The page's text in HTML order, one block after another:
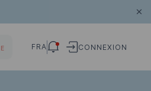
FRA CONNEXION